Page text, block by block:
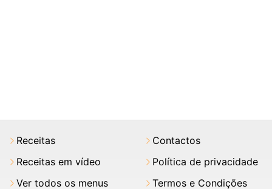
Receitas
Receitas em vídeo
Ver todos os menus
Contactos
Política de privacidade
Termos e Condições